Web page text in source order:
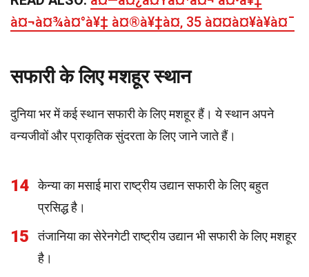
à¤¬à¤¾à¤°à¥‡ à¤®à¥‡à¤‚ 35 à¤¤à¤¥à¥à¤¯
सफारी के लिए मशहूर स्थान
दुनिया भर में कई स्थान सफारी के लिए मशहूर हैं। ये स्थान अपने
वन्यजीवों और प्राकृतिक सुंदरता के लिए जाने जाते हैं।
14
केन्या का मसाई मारा राष्ट्रीय उद्यान सफारी के लिए बहुत
प्रसिद्ध है।
15
तंजानिया का सेरेनगेटी राष्ट्रीय उद्यान भी सफारी के लिए मशहूर
है।